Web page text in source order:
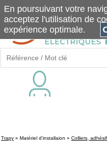
Trapy » Matériel d'installaion » Colliers,
En poursuivant votre
acceptez l'utilisation de
expérience optimale.